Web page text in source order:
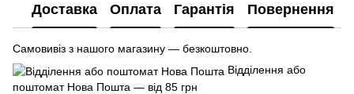
Доставка Оплата Гарантія Повернення
Самовивіз з нашого магазину — безкоштовно.
Відділення або
поштомат Нова Пошта — від 85 грн